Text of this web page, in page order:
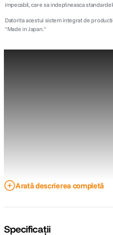
impecabil, care sa indeplineasca
Datorita acestui sistem integrat de
"Made in Japan."
Arată descrierea completă
Specificații